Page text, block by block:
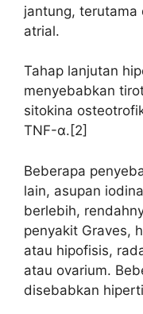
jantung,
atrial.
Tahap lanjutan
menyebabkan
sitokina
TNF-α.[2]
Beberapa
lain, asupan
berlebih,
penyakit Graves,
atau hipofisis,
atau ovarium.
disebabkan